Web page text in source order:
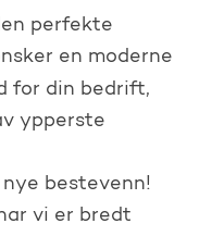
perfekte
en moderne
for din bedrift,
ypperste
bestevenn!
vi er bredt